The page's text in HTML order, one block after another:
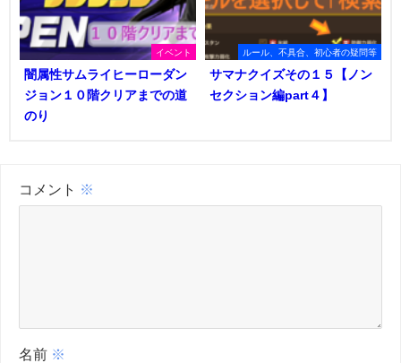
イベント
闇属性サムライヒーローダン
ジョン１０階クリアまでの道
のり
ルール、不具合、初心者の疑問等
サマナクイズその１５【ノン
セクション編part４】
コメント ※
名前 ※